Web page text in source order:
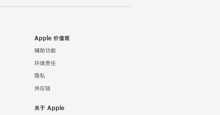
Apple 价值观
辅助功能
环境责任
隐私
供应链
关于 Apple